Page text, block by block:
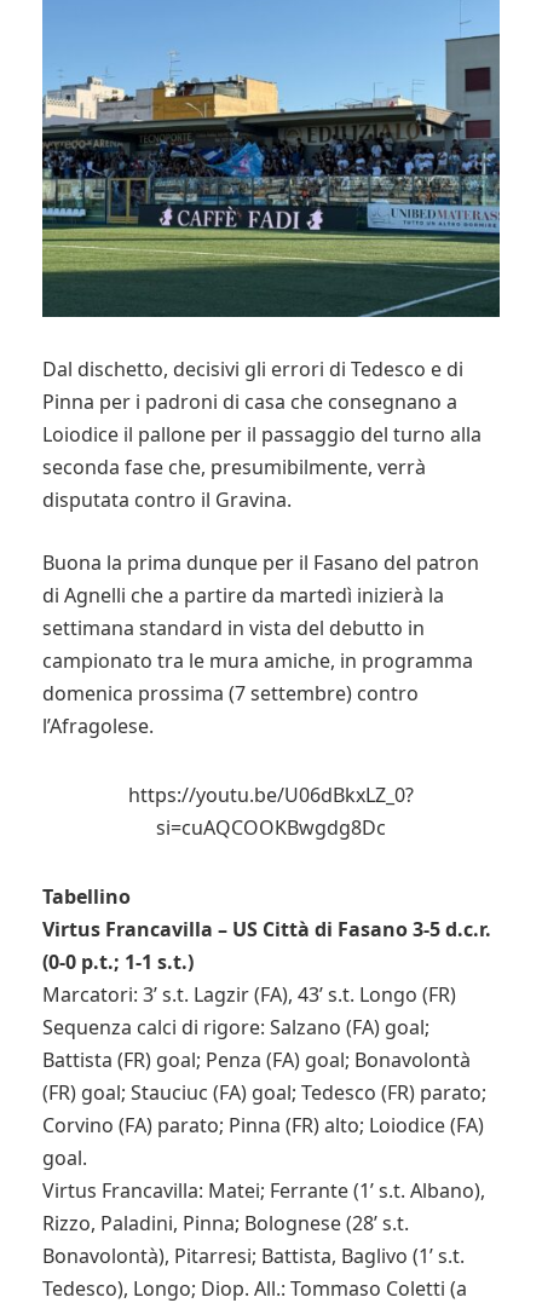
Dal dischetto, decisivi gli errori di Tedesco e di
Pinna per i padroni di casa che consegnano a
Loiodice il pallone per il passaggio del turno alla
seconda fase che, presumibilmente, verrà
disputata contro il Gravina.
Buona la prima dunque per il Fasano del patron
di Agnelli che a partire da martedì inizierà la
settimana standard in vista del debutto in
campionato tra le mura amiche, in programma
domenica prossima (7 settembre) contro
l’Afragolese.
https://youtu.be/U06dBkxLZ_0?
si=cuAQCOOKBwgdg8Dc
Tabellino
Virtus Francavilla – US Città di Fasano 3-5 d.c.r.
(0-0 p.t.; 1-1 s.t.)
Marcatori: 3’ s.t. Lagzir (FA), 43’ s.t. Longo (FR)
Sequenza calci di rigore: Salzano (FA) goal;
Battista (FR) goal; Penza (FA) goal; Bonavolontà
(FR) goal; Stauciuc (FA) goal; Tedesco (FR) parato;
Corvino (FA) parato; Pinna (FR) alto; Loiodice (FA)
goal.
Virtus Francavilla: Matei; Ferrante (1’ s.t. Albano),
Rizzo, Paladini, Pinna; Bolognese (28’ s.t.
Bonavolontà), Pitarresi; Battista, Baglivo (1’ s.t.
Tedesco), Longo; Diop. All.: Tommaso Coletti (a